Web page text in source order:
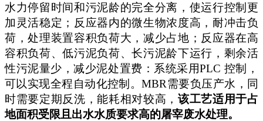
水力停留时间和污泥龄的完全分离，使运行控制更
加灵活稳定；反应器内的微生物浓度高，耐冲击负
荷，处理装置容积负荷大，减少占地；反应器在高
容积负荷、低污泥负荷、长污泥龄下运行，剩余活
性污泥量少，减少泥处置费：系统采用PLC 控制，
可以实现全程自动化控制。MBR需要负压产水，同
时需要定期反洗，能耗相对较高， 该工艺适用于占
地面积受限且出水水质要求高的屠宰废水处理。